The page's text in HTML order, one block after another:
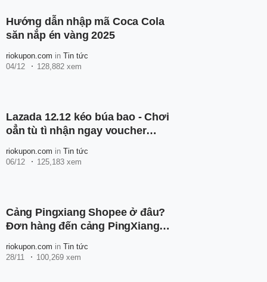
Hướng dẫn nhập mã Coca Cola
săn nắp én vàng 2025
riokupon.com in Tin tức
04/12
128,882 xem
Lazada 12.12 kéo búa bao - Chơi
oẳn tù tì nhận ngay voucher
riokupon.com in Tin tức
06/12
125,183 xem
Cảng Pingxiang Shopee ở đâu?
Đơn hàng đến cảng PingXiang
riokupon.com in Tin tức
28/11
100,269 xem